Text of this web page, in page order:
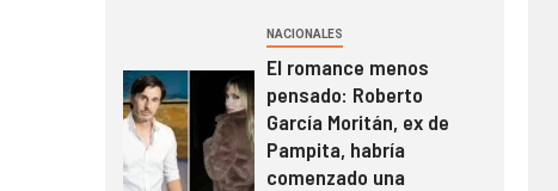
NACIONALES
El romance menos
pensado: Roberto
García Moritán, ex de
Pampita, habría
comenzado una